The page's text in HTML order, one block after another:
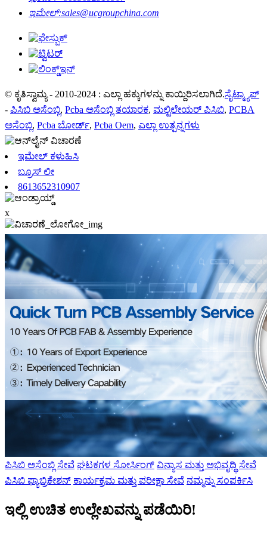
ಇಮೇಲ್:sales@ucgroupchina.com
© ಕೃತಿಸ್ವಾಮ್ಯ - 2010-2024 : ಎಲ್ಲಾ ಹಕ್ಕುಗಳನ್ನು ಕಾಯ್ದಿರಿಸಲಾಗಿದೆ.ಸೈಟ್ಮ್ಯಾಪ್
- ಪಿಸಿಬಿ ಅಸೆಂಬ್ಲಿ, Pcba ಅಸೆಂಬ್ಲಿ ತಯಾರಕ, ಮಲ್ಟಿಲೇಯರ್ ಪಿಸಿಬಿ, PCBA
ಅಸೆಂಬ್ಲಿ, Pcba ಬೋರ್ಡ್, Pcba Oem, ಎಲ್ಲಾ ಉತ್ಪನ್ನಗಳು
ಇಮೇಲ್ ಕಳುಹಿಸಿ
ಬ್ರೂಸ್ ಲೀ
8613652310907
x
ಪಿಸಿಬಿ ಅಸೆಂಬ್ಲಿ ಸೇವೆ ಘಟಕಗಳ ಸೋರ್ಸಿಂಗ್ ವಿನ್ಯಾಸ ಮತ್ತು ಅಭಿವೃದ್ಧಿ ಸೇವೆ
ಪಿಸಿಬಿ ಫ್ಯಾಬ್ರಿಕೇಶನ್ ಕಾರ್ಯಕ್ರಮ ಮತ್ತು ಪರೀಕ್ಷಾ ಸೇವೆ ನಮ್ಮನ್ನು ಸಂಪರ್ಕಿಸಿ
ಇಲ್ಲಿ ಉಚಿತ ಉಲ್ಲೇಖವನ್ನು ಪಡೆಯಿರಿ!